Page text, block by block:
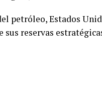
petróleo, Estados
sus reservas